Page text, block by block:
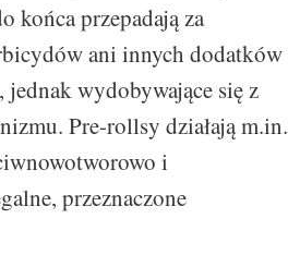
końca przepadają za
ani innych dodatków
wydobywające się z
Pre-rollsy działają m.in.
i
przeznaczone